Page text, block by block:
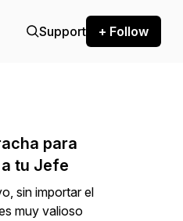
Support + Follow
para
tu Jefe
sin importar el
muy valioso